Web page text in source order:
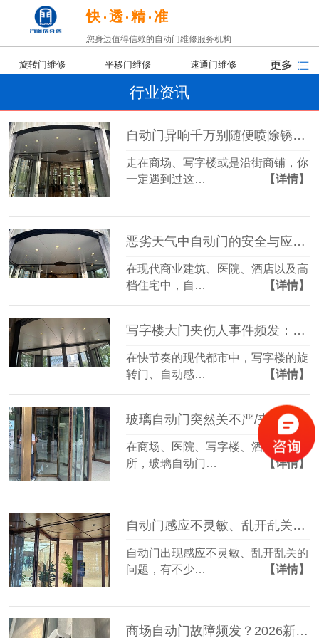
快 透 精 准
您身边值得信赖的自动门维修服务机构
旋转门维修 平移门维修 速通门维修
行业资讯
自动门异响千万别随便喷除锈剂，90%的保洁阿姨都做错了！
走在商场、写字楼或是沿街商铺，你
一定遇到过这…
【详情】
恶劣天气中自动门的安全与应对策略
在现代商业建筑、医院、酒店以及高
档住宅中，自…
【详情】
写字楼大门夹伤人事件频发：责任归谁？我们又该如何防范？
在快节奏的现代都市中，写字楼的旋
转门、自动感…
【详情】
玻璃自动门突然关不严/夹人怎么办？一文教你锁定核心故障源
在商场、医院、写字楼、酒店等场
所，玻璃自动门…
【详情】
自动门感应不灵敏、乱开乱关？维修师傅不愿透露的3个“零成本”排查法！
自动门出现感应不灵敏、乱开乱关的
问题，有不少…
【详情】
商场自动门故障频发？2026新维修保养指南，省下50%维修费